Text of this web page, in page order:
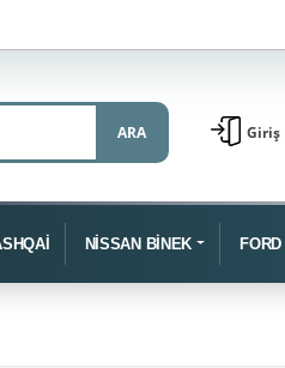
ARA Giriş
NİSSAN BİNEK FORD